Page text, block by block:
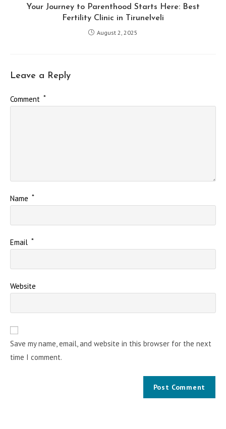
Your Journey to Parenthood Starts Here: Best
Fertility Clinic in Tirunelveli
August 2, 2025
Leave a Reply
Comment *
Name *
Email *
Website
Save my name, email, and website in this browser for the next
time I comment.